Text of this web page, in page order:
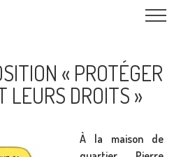
« PROTÉGER
LEURS DROITS »
À la maison de